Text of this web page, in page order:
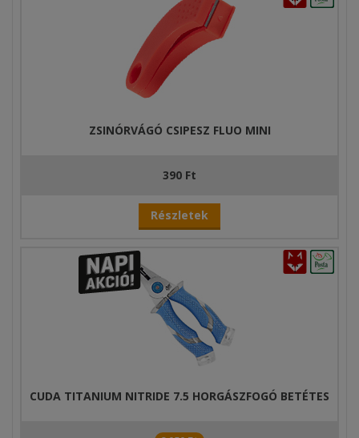
ZSINÓRVÁGÓ CSIPESZ FLUO MINI
390 Ft
Részletek
CUDA TITANIUM NITRIDE 7.5 HORGÁSZFOGÓ BETÉTES